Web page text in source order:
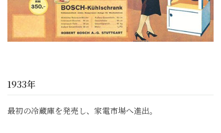
1933年
最初の冷蔵庫を発売し、家電市場へ進出。